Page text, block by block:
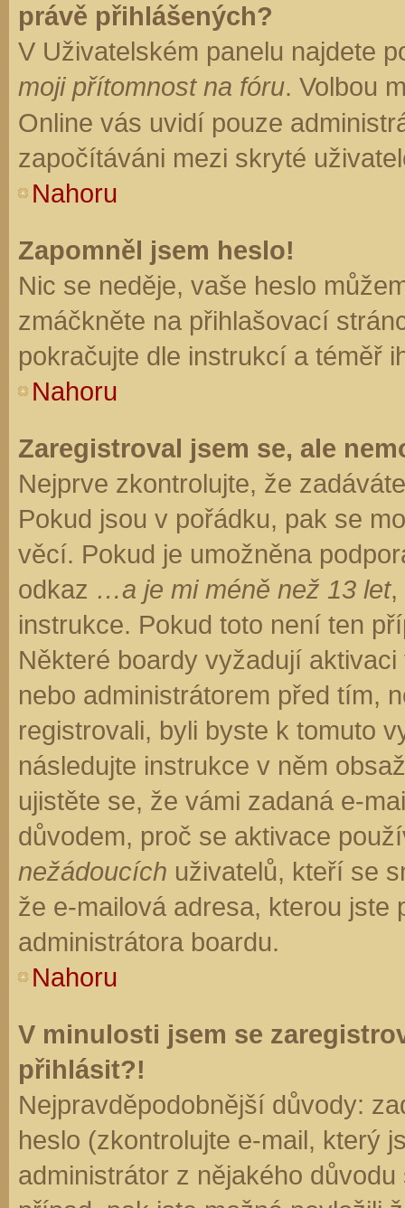
právě přihlášených?
V Uživatelském panelu najdete
moji přítomnost na fóru. Volbou
Online vás uvidí pouze
započítáváni mezi skryté
Nahoru
Zapomněl jsem heslo!
Nic se neděje, vaše heslo
zmáčkněte na přihlašovací
pokračujte dle instrukcí a téměř
Nahoru
Zaregistroval jsem se, ale
Nejprve zkontrolujte, že
Pokud jsou v pořádku, pak se
věcí. Pokud je umožněna
odkaz …a je mi méně než 13 let,
instrukce. Pokud toto není ten
Některé boardy vyžadují
nebo administrátorem před tím,
registrovali, byli byste k tomuto
následujte instrukce v něm
ujistěte se, že vámi zadaná e-
důvodem, proč se aktivace
nežádoucích uživatelů, kteří se
že e-mailová adresa, kterou jste
administrátora boardu.
Nahoru
V minulosti jsem se
přihlásit?!
Nejpravděpodobnější důvody:
heslo (zkontrolujte e-mail, který
administrátor z nějakého